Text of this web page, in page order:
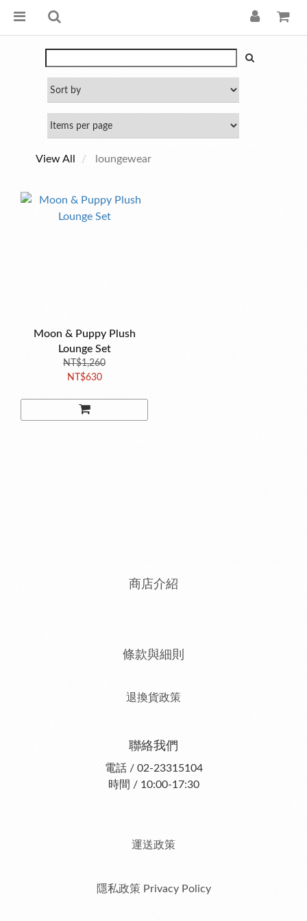
View All loungewear
Moon & Puppy Plush
Lounge Set
NT$1,260
NT$630
商店介紹
條款與細則
退換貨政策
聯絡我們
電話 / 02-23315104
時間 / 10:00-17:30
運送政策
隱私政策 Privacy Policy